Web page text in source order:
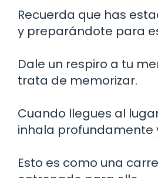
Recuerda que has
y preparándote para
Dale un respiro a tu
trata de memorizar.
Cuando llegues al
inhala profundamente
Esto es como una